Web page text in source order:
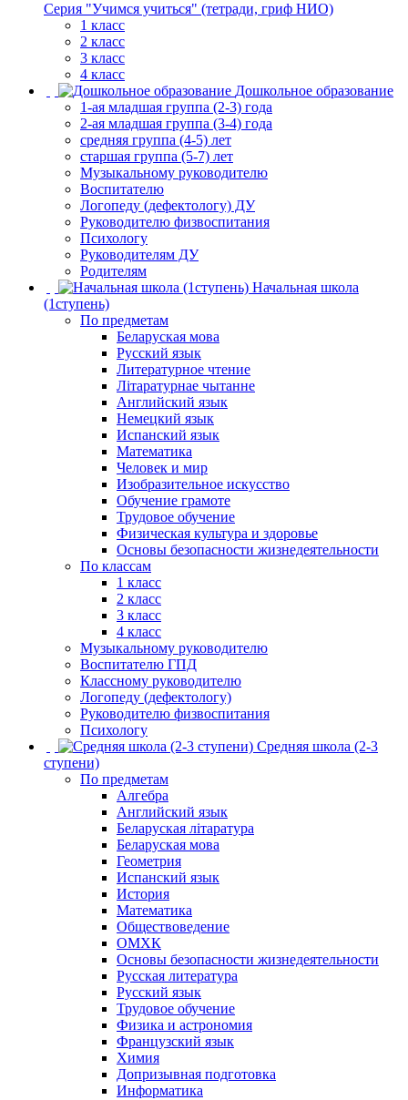
Серия "Учимся учиться" (тетради, гриф НИО)
1 класс
2 класс
3 класс
4 класс
Дошкольное образование
1-ая младшая группа (2-3) года
2-ая младшая группа (3-4) года
средняя группа (4-5) лет
старшая группа (5-7) лет
Музыкальному руководителю
Воспитателю
Логопеду (дефектологу) ДУ
Руководителю физвоспитания
Психологу
Руководителям ДУ
Родителям
Начальная школа
(1ступень)
По предметам
Беларуская мова
Русский язык
Литературное чтение
Літаратурнае чытанне
Английский язык
Немецкий язык
Испанский язык
Математика
Человек и мир
Изобразительное искусство
Обучение грамоте
Трудовое обучение
Физическая культура и здоровье
Основы безопасности жизнедеятельности
По классам
1 класс
2 класс
3 класс
4 класс
Музыкальному руководителю
Воспитателю ГПД
Классному руководителю
Логопеду (дефектологу)
Руководителю физвоспитания
Психологу
Средняя школа (2-3
ступени)
По предметам
Алгебра
Английский язык
Беларуская літаратура
Беларуская мова
Геометрия
Испанский язык
История
Математика
Обществоведение
ОМХК
Основы безопасности жизнедеятельности
Русская литература
Русский язык
Трудовое обучение
Физика и астрономия
Французский язык
Химия
Допризывная подготовка
Информатика